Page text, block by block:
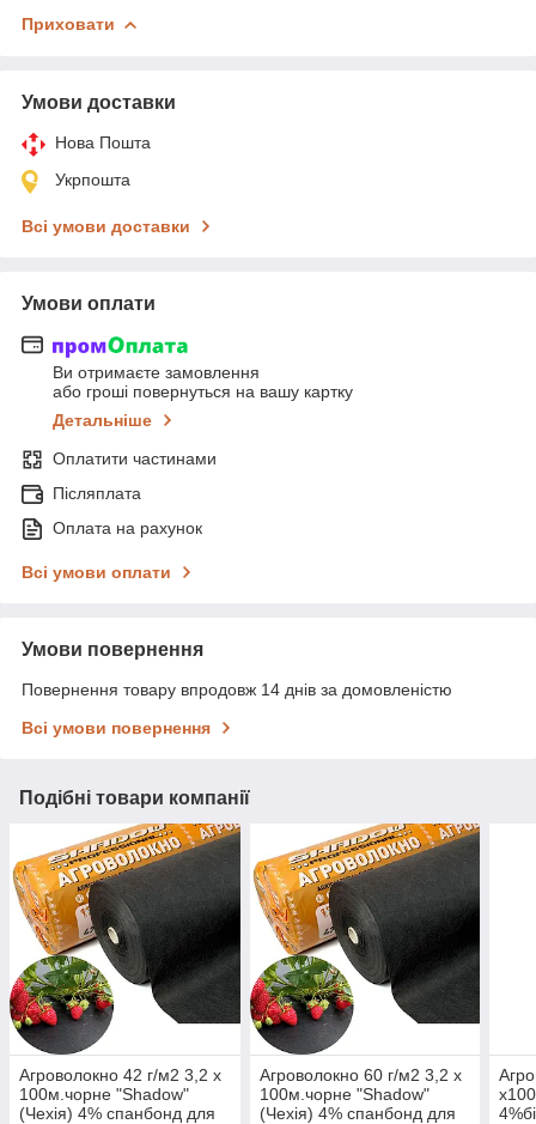
Приховати
Умови доставки
Нова Пошта
Укрпошта
Всі умови доставки
Умови оплати
Ви отримаєте замовлення
або гроші повернуться на вашу картку
Детальніше
Оплатити частинами
Післяплата
Оплата на рахунок
Всі умови оплати
Умови повернення
Повернення товару впродовж 14 днів за домовленістю
Всі умови повернення
Подібні товари компанії
Агроволокно 42 г/м2 3,2 х
100м.чорне "Shadow"
(Чехія) 4% спанбонд для
Агроволокно 60 г/м2 3,2 х
100м.чорне "Shadow"
(Чехія) 4% спанбонд для